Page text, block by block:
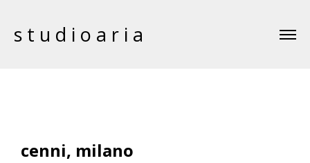
studioaria
cenni, milano